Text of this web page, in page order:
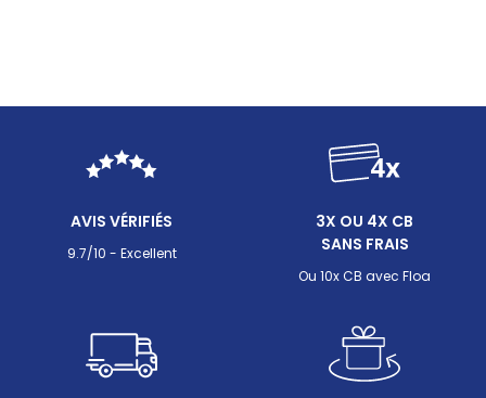
AVIS VÉRIFIÉS
9.7/10 - Excellent
3X OU 4X CB
SANS FRAIS
Ou 10x CB avec Floa